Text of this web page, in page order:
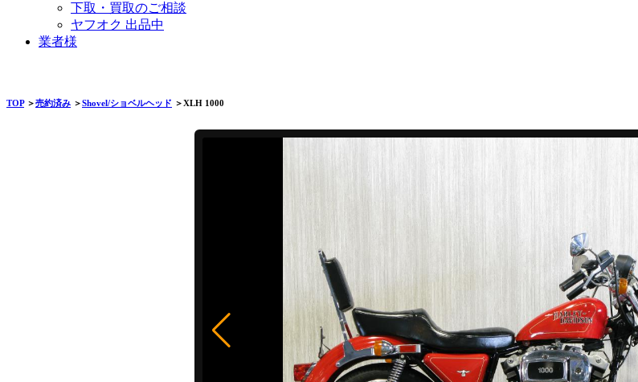
下取・買取のご相談
ヤフオク 出品中
業者様
TOP＞売約済み ＞Shovel/ショベルヘッド ＞XLH 1000